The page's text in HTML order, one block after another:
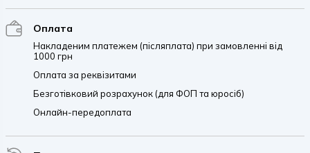
Оплата
Накладеним платежем (післяплата) при замовленні від
1000 грн
Оплата за реквізитами
Безготівковий розрахунок (для ФОП та юросіб)
Онлайн-передоплата